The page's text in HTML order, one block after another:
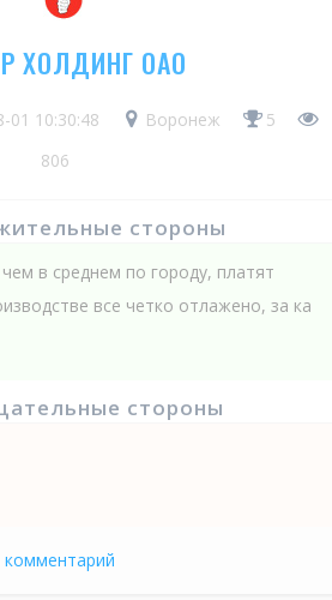
ХОЛДИНГ ОАО
01 10:30:48 Воронеж
5
806
стороны
в среднем по городу, платят
все четко отлажено, за ка
стороны